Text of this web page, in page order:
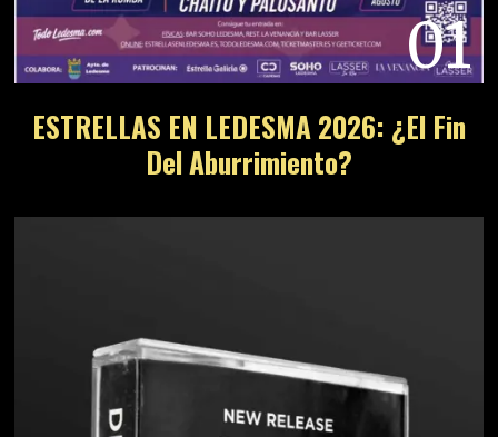
01
ESTRELLAS EN LEDESMA 2026: ¿El Fin
Del Aburrimiento?